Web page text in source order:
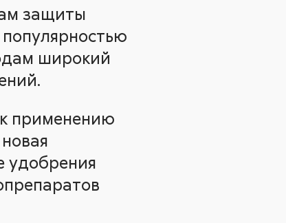
защиты
широкий
применению
удобрения